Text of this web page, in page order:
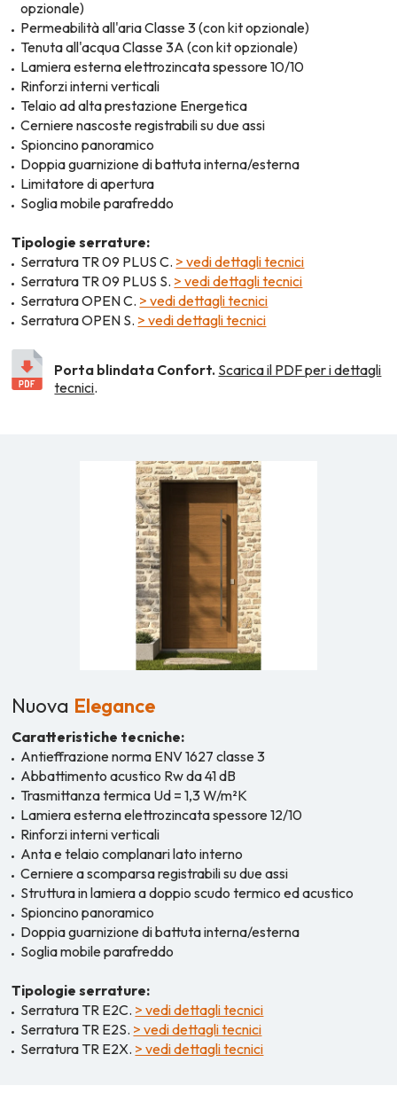
opzionale)
Permeabilità all'aria Classe 3 (con kit opzionale)
Tenuta all'acqua Classe 3A (con kit opzionale)
Lamiera esterna elettrozincata spessore 10/10
Rinforzi interni verticali
Telaio ad alta prestazione Energetica
Cerniere nascoste registrabili su due assi
Spioncino panoramico
Doppia guarnizione di battuta interna/esterna
Limitatore di apertura
Soglia mobile parafreddo
Tipologie serrature:
Serratura TR 09 PLUS C. > vedi dettagli tecnici
Serratura TR 09 PLUS S. > vedi dettagli tecnici
Serratura OPEN C. > vedi dettagli tecnici
Serratura OPEN S. > vedi dettagli tecnici
Porta blindata Confort. Scarica il PDF per i dettagli
tecnici.
Nuova Elegance
Caratteristiche tecniche:
Antieffrazione norma ENV 1627 classe 3
Abbattimento acustico Rw da 41 dB
Trasmittanza termica Ud = 1,3 W/m²K
Lamiera esterna elettrozincata spessore 12/10
Rinforzi interni verticali
Anta e telaio complanari lato interno
Cerniere a scomparsa registrabili su due assi
Struttura in lamiera a doppio scudo termico ed acustico
Spioncino panoramico
Doppia guarnizione di battuta interna/esterna
Soglia mobile parafreddo
Tipologie serrature:
Serratura TR E2C. > vedi dettagli tecnici
Serratura TR E2S. > vedi dettagli tecnici
Serratura TR E2X. > vedi dettagli tecnici